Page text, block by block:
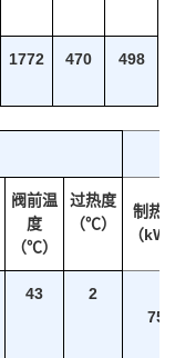
1772 470 498
阀前温
度
（℃）
过热度
（℃）
制热
（kW
43
2
75